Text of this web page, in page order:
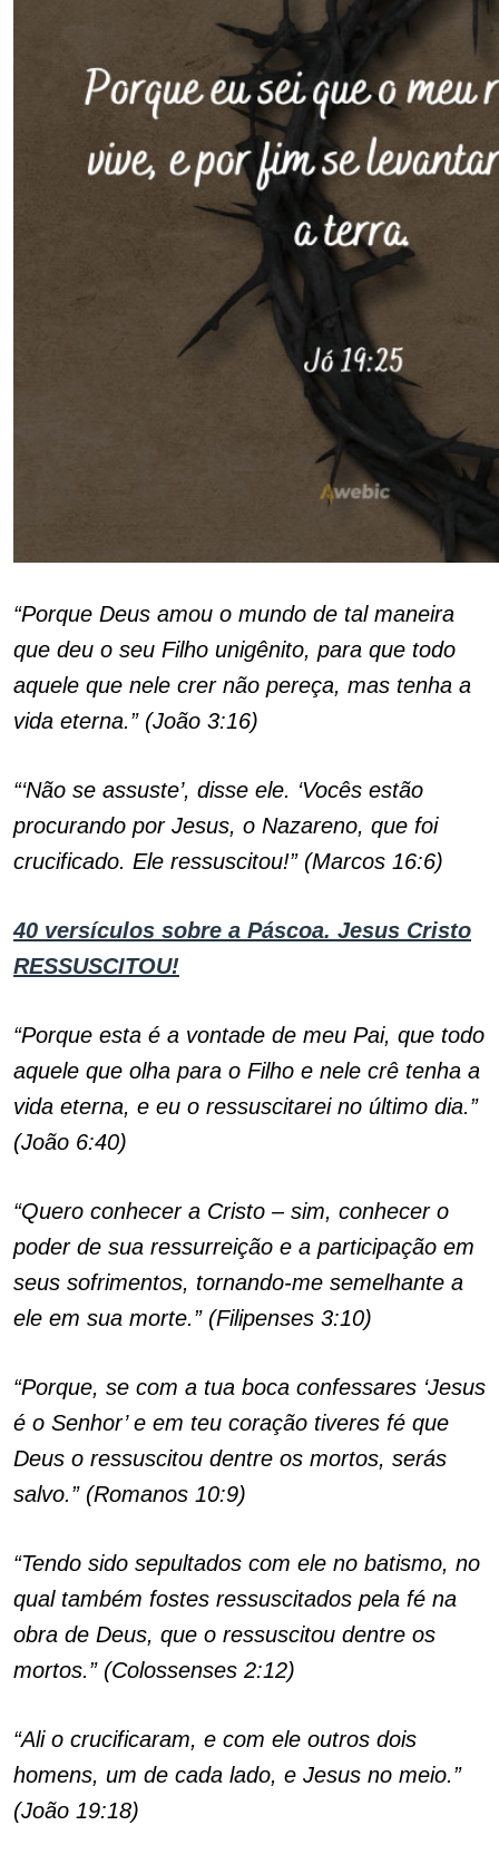
“Porque Deus amou o mundo de tal maneira
que deu o seu Filho unigênito, para que todo
aquele que nele crer não pereça, mas tenha a
vida eterna.” (João 3:16)
“‘Não se assuste’, disse ele. ‘Vocês estão
procurando por Jesus, o Nazareno, que foi
crucificado. Ele ressuscitou!” (Marcos 16:6)
40 versículos sobre a Páscoa. Jesus Cristo
RESSUSCITOU!
“Porque esta é a vontade de meu Pai, que todo
aquele que olha para o Filho e nele crê tenha a
vida eterna, e eu o ressuscitarei no último dia.”
(João 6:40)
“Quero conhecer a Cristo – sim, conhecer o
poder de sua ressurreição e a participação em
seus sofrimentos, tornando-me semelhante a
ele em sua morte.” (Filipenses 3:10)
“Porque, se com a tua boca confessares ‘Jesus
é o Senhor’ e em teu coração tiveres fé que
Deus o ressuscitou dentre os mortos, serás
salvo.” (Romanos 10:9)
“Tendo sido sepultados com ele no batismo, no
qual também fostes ressuscitados pela fé na
obra de Deus, que o ressuscitou dentre os
mortos.” (Colossenses 2:12)
“Ali o crucificaram, e com ele outros dois
homens, um de cada lado, e Jesus no meio.”
(João 19:18)